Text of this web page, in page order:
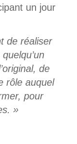
un jour
de réaliser
de
rôle auquel
pour
»